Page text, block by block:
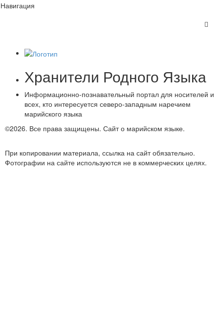
Навигация
Хранители Родного Языка
Информационно-познавательный портал для носителей и
всех, кто интересуется северо-западным наречием
марийского языка
©2026. Все права защищены. Сайт о марийском языке.
При копировании материала, ссылка на сайт обязательно.
Фотографии на сайте используются не в коммерческих целях.